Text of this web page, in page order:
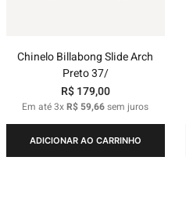
Chinelo Billabong Slide Arch
Preto 37/
R$ 179,00
Em até3xR$ 59,66sem juros
ADICIONAR AO CARRINHO